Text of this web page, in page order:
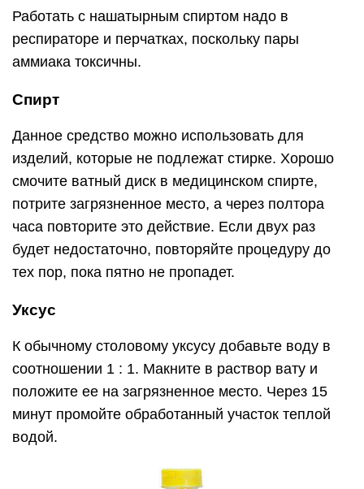
Работать с нашатырным спиртом надо в
респираторе и перчатках, поскольку пары
аммиака токсичны.
Спирт
Данное средство можно использовать для
изделий, которые не подлежат стирке. Хорошо
смочите ватный диск в медицинском спирте,
потрите загрязненное место, а через полтора
часа повторите это действие. Если двух раз
будет недостаточно, повторяйте процедуру до
тех пор, пока пятно не пропадет.
Уксус
К обычному столовому уксусу добавьте воду в
соотношении 1 : 1. Макните в раствор вату и
положите ее на загрязненное место. Через 15
минут промойте обработанный участок теплой
водой.